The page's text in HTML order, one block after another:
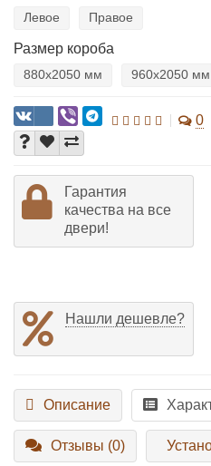
Левое Правое
Размер короба
880х2050 мм 960х2050 мм
0
Гарантия
качества на все
двери!
Нашли дешевле?
Описание
Отзывы (0)